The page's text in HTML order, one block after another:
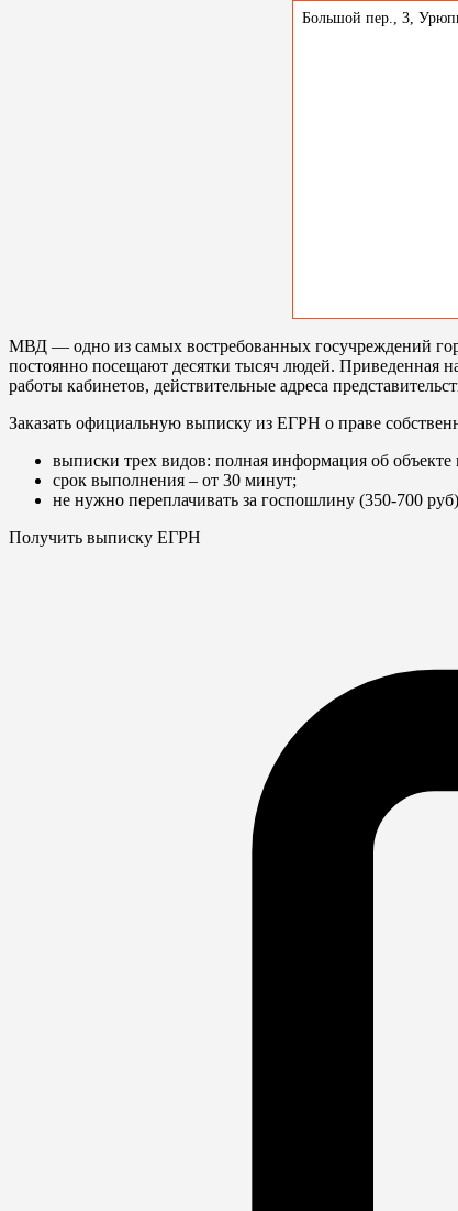
Большой пер., 3,
МВД — одно из самых востребованных госучреждений
постоянно посещают десятки тысяч людей. Приведенная
работы кабинетов, действительные адреса
Заказать официальную выписку из ЕГРН о праве
выписки трех видов: полная информация об
срок выполнения – от 30 минут;
не нужно переплачивать за госпошлину (350-700
Получить выписку ЕГРН